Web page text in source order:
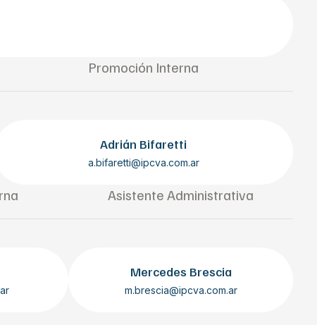
Promoción Interna
Adrián Bifaretti
a.bifaretti@ipcva.com.ar
Asistente Administrativa
Mercedes Brescia
m.brescia@ipcva.com.ar